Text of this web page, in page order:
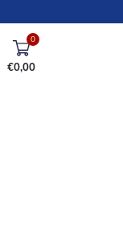
0
€0,00